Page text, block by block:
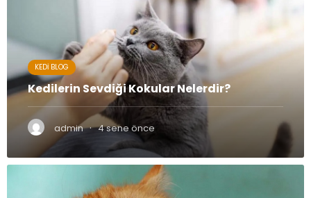
KEDI BLOG
Kedilerin Sevdiği Kokular Nelerdir?
admin · 4 sene önce